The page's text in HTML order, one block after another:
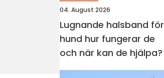
04. August 2026
Lugnande halsband för
hund hur fungerar de
och när kan de hjälpa?